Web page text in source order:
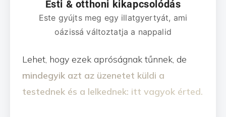
Esti & otthoni kikapcsolódás
Este gyújts meg egy illatgyertyát, ami
oázissá változtatja a nappalid
Lehet, hogy ezek apróságnak tűnnek, de
mindegyik azt az üzenetet küldi a
testednek és a lelkednek: itt vagyok érted.